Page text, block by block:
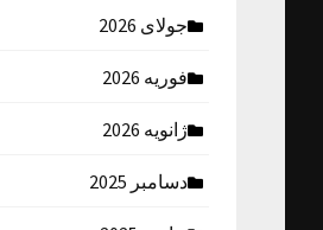
جولای 2026
فوریه 2026
ژانویه 2026
دسامبر 2025